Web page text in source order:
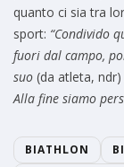
quanto ci sia tra
sport: “Condivido
fuori dal campo,
suo (da atleta, ndr)
Alla fine siamo
BIATHLON